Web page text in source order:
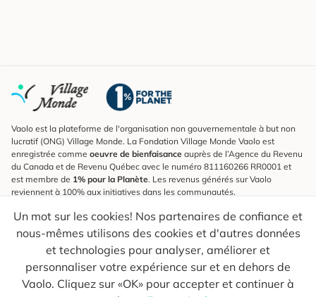
Un mot sur les cookies! Nos partenaires de confiance et
nous-mêmes utilisons des cookies et d'autres données
et technologies pour analyser, améliorer et
personnaliser votre expérience sur et en dehors de
Vaolo. Cliquez sur «OK» pour accepter et continuer à
Vaolo est la plateforme de l'organisation non gouvernementale à but non
lucratif (ONG) Village Monde. La Fondation Village Monde Vaolo est
enregistrée comme oeuvre de bienfaisance auprès de l’Agence du Revenu
du Canada et de Revenu Québec avec le numéro 811160266 RR0001 et
est membre de 1% pour la Planète. Les revenus générés sur Vaolo
reviennent à 100% aux initiatives dans les communautés.
S'inscrire à l'infolettre
Pour connaître les nouveautés, suivre nos explorateurs et recevoir des
astuces pour des voyages plus conscients.
Ton courriel Envoyer